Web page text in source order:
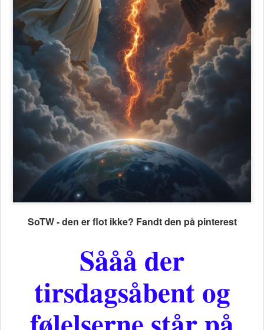
SoTW - den er flot ikke? Fandt den på pinterest
Sååå der
tirsdagsåbent og